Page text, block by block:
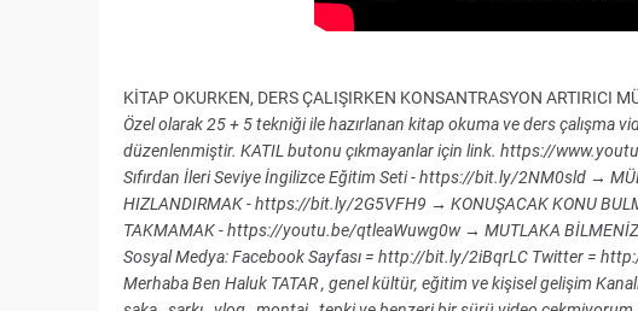
KİTAP OKURKEN, DERS ÇALIŞIRKEN KONSANTRASYON ARTIRICI
Özel olarak 25 + 5 tekniği ile hazırlanan kitap okuma ve ders
düzenlenmiştir. KATIL butonu çıkmayanlar için link. https://
Sıfırdan İleri Seviye İngilizce Eğitim Seti - https://bit.ly/2NM0sld →
HIZLANDIRMAK - https://bit.ly/2G5VFH9 → KONUŞACAK KONU
TAKMAMAK - https://youtu.be/qtleaWuwg0w → MUTLAKA
Sosyal Medya: Facebook Sayfası = http://bit.ly/2iBqrLC Twitter =
Merhaba Ben Haluk TATAR , genel kültür, eğitim ve kişisel gelişim